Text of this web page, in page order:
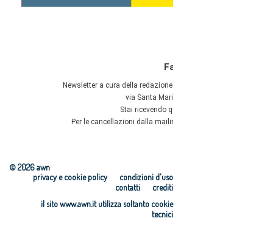
© 2026 awn
condizioni d'uso
privacy e cookie policy
crediti
contatti
il sito www.awn.it utilizza soltanto cookie
tecnici